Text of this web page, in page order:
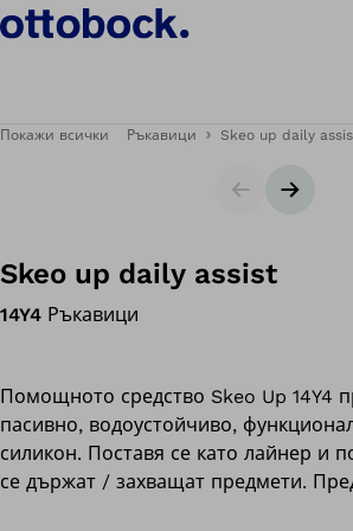
Покажи всички Ръкавици Skeo up daily
Слайдер
Skeo up daily assist
14Y4 Ръкавици
Помощното средство Skeo Up 14Y4
пасивно, водоустойчиво,
силикон. Поставя се като лайнер и
се държат / захващат предмети.